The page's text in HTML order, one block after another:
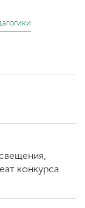
конкурса